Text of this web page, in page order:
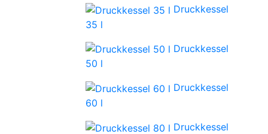
Druckkessel
35 l
Druckkessel
50 l
Druckkessel
60 l
Druckkessel